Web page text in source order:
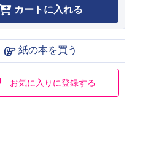
紙の本を買う
お気に入りに登録する